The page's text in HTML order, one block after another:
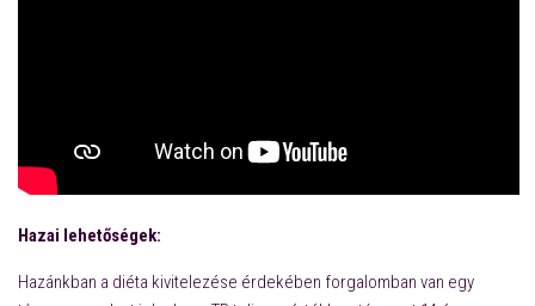
Hazai lehetőségek:
Hazánkban a diéta kivitelezése érdekében forgalomban van egy